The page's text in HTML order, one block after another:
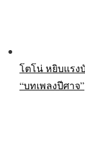
โตโน่ หยิบแรง
“บทเพลงปีศาจ”